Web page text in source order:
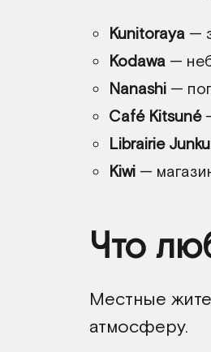
Kunitoraya —
Kodawa —
Nanashi —
Café Kitsuné
Librairie Junku
Kiwi —
Что
Местные
атмосферу.